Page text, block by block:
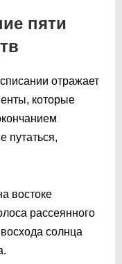
пяти
отражает
которые
путаться,
востоке
рассеянного
солнца